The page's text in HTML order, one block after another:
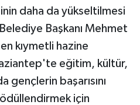
daha da yükseltilmesi
Başkanı Mehmet
kıymetli hazine
eğitim, kültür,
gençlerin başarısını
ödüllendirmek için